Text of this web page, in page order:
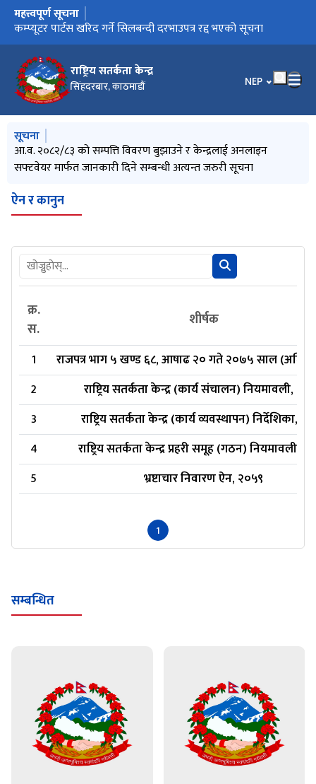
राष्ट्रिय सतर्कता केन्द्र
सिंहदरबार, काठमाडौं भाषा चयन गर्नुहोस्
NEP
मुख्य नेभिगेसनमा जानुहोस्
महत्त्वपूर्ण सूचना
आ.व. २०८२/८३ को सम्पत्ति विवरण बुझाउने र केन्द्रलाई अनलाइन
सफ्टवेयर मार्फत जानकारी दिने सम्बन्धी अत्यन्त जरुरी सूचना
कम्प्यूटर पार्टस खरिद गर्ने सिलबन्दी दरभाउपत्र रद्द भएको सूचना
प्राविधि परीक्षकहरूलाई प्राविधिक परीक्षण सम्बन्धी पुनर्ताजगी
(Refresher) तालिमको लागि आवेदन माग गरिएका सूचना
मुख्य नेभिगेसनमा जानुहोस्
सूचना
आ.व. २०८२/८३ को सम्पत्ति विवरण बुझाउने र केन्द्रलाई अनलाइन
सफ्टवेयर मार्फत जानकारी दिने सम्बन्धी अत्यन्त जरुरी सूचना
ऐन र कानुन
क्र.
स.
शीर्षक
1
राजपत्र भाग ५ खण्ड ६८, आषाढ २० गते २०७५ साल
2
राष्ट्रिय सतर्कता केन्द्र (कार्य संचालन) नियमावली,
3
राष्ट्रिय सतर्कता केन्द्र (कार्य व्यवस्थापन) निर्देशिका,
4
राष्ट्रिय सतर्कता केन्द्र प्रहरी समूह (गठन) नियमावली,
5
भ्रष्टाचार निवारण ऐन, २०५९
1
सम्बन्धित